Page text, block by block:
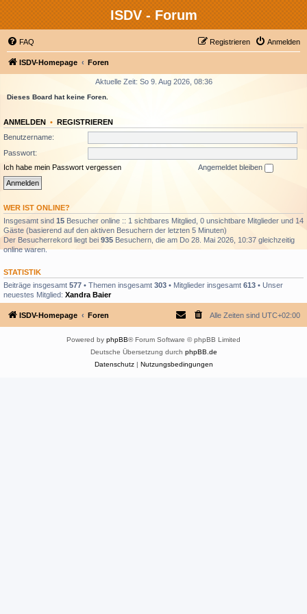
ISDV - Forum
FAQ Anmelden
Registrieren
ISDV-Homepage Foren
Aktuelle Zeit: So 9. Aug 2026, 08:36
Dieses Board hat keine Foren.
ANMELDEN • REGISTRIEREN
Benutzername:
Passwort:
Ich habe mein Passwort vergessen
Angemeldet bleiben
WER IST ONLINE?
Insgesamt sind 15 Besucher online :: 1 sichtbares Mitglied, 0 unsichtbare Mitglieder und 14
Gäste (basierend auf den aktiven Besuchern der letzten 5 Minuten)
Der Besucherrekord liegt bei 935 Besuchern, die am Do 28. Mai 2026, 10:37 gleichzeitig
online waren.
STATISTIK
Beiträge insgesamt 577 • Themen insgesamt 303 • Mitglieder insgesamt 613 • Unser
neuestes Mitglied: Xandra Baier
ISDV-Homepage Foren Alle Zeiten sind UTC+02:00
Powered by phpBB® Forum Software © phpBB Limited
Deutsche Übersetzung durch phpBB.de
Datenschutz| Nutzungsbedingungen